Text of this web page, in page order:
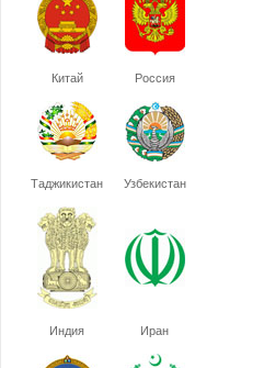
Китай Россия
Таджикистан Узбекистан
Индия Иран